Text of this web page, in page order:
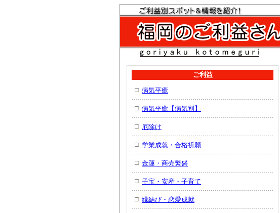
ご利益
□ 病気平癒
□ 病気平癒【病気別】
□ 厄除け
□ 学業成就・合格祈願
□ 金運・商売繁盛
□ 子宝・安産・子育て
□ 縁結び・恋愛成就